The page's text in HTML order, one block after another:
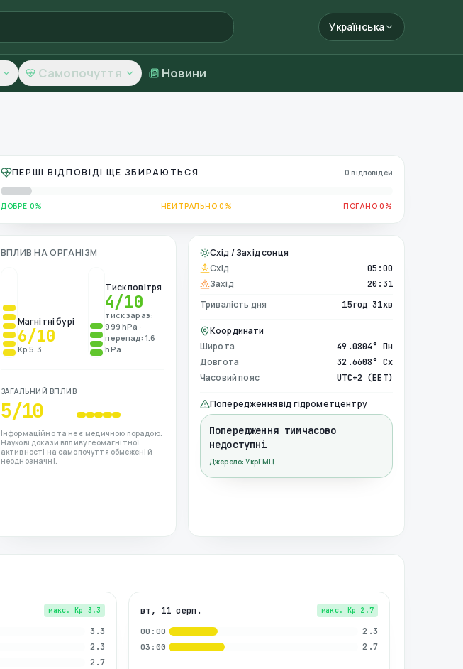
Українська
Самопочуття Новини
ПЕРШІ ВІДПОВІДІ ЩЕ ЗБИРАЮТЬСЯ 0 відповідей
ДОБРЕ 0% НЕЙТРАЛЬНО 0% ПОГАНО 0%
ВПЛИВ НА ОРГАНІЗМ
Магнітні бурі
6/10
Kp 5.3
Тиск повітря
4/10
тиск зараз:
999 hPa ·
перепад: 1.6
hPa
ЗАГАЛЬНИЙ ВПЛИВ
5/10
Інформаційно та не є медичною порадою.
Наукові докази впливу геомагнітної
активності на самопочуття обмежені й
неоднозначні.
Схід / Захід сонця
Схід
05:00
Захід 20:31
Тривалість дня 15год 31хв
Координати
Широта
49.0804° Пн
Довгота 32.6608° Сх
Часовий пояс UTC+2 (EET)
Попередження від гідрометцентру
Попередження тимчасово
недоступні
Джерело: УкрГМЦ
макс. Kp 3.3
3.3
2.3
2.7
вт, 11 серп. макс. Kp 2.7
00:00 2.3
03:00 2.7